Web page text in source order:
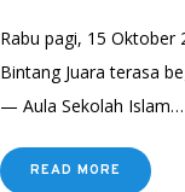
Rabu pagi, 15 Oktober
Bintang Juara terasa
— Aula Sekolah Islam…
READ MORE